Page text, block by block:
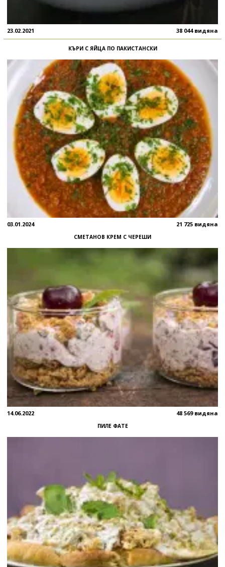
23.02.2021 38 044 видяна
КЪРИ С ЯЙЦА ПО ПАКИСТАНСКИ
03.01.2024 21 725 видяна
СМЕТАНОВ КРЕМ С ЧЕРЕШИ
14.06.2022 48 569 видяна
ПИЛЕ ФАТЕ